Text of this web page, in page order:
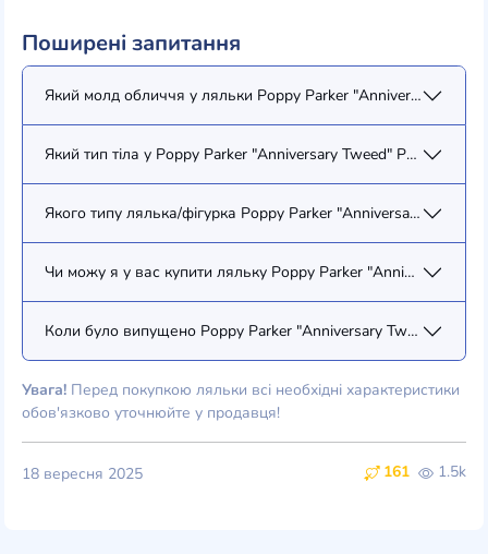
Поширені запитання
Який молд обличчя у ляльки Poppy Parker "Anniversary
Який тип тіла у Poppy Parker "Anniversary Tweed" Poppy
Якого типу лялька/фігурка Poppy Parker "Anniversary Tweed"
Чи можу я у вас купити ляльку Poppy Parker "Anniversary
Коли було випущено Poppy Parker "Anniversary Tweed" Poppy
Увага! Перед покупкою ляльки всі необхідні характеристики
обов'язково уточнюйте у продавця!
161 1.5k
18 вересня 2025